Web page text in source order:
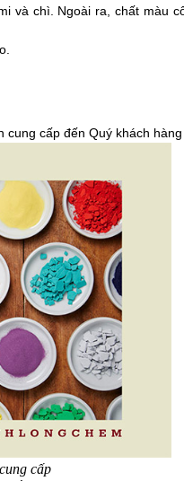
và chì. Ngoài ra, chất màu
cấp đến Quý khách
cấp